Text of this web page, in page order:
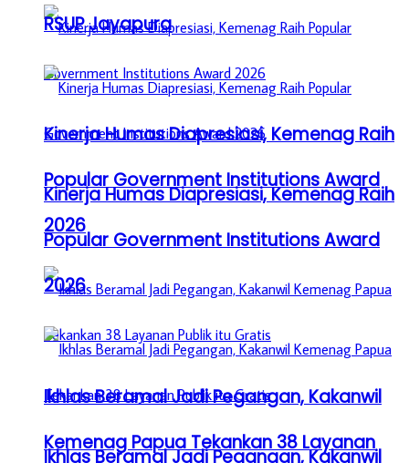
Kinerja Humas Diapresiasi, Kemenag Raih
Popular Government Institutions Award
2026
Ikhlas Beramal Jadi Pegangan, Kakanwil
Kemenag Papua Tekankan 38 Layanan
RSUP Jayapura
Kinerja Humas Diapresiasi, Kemenag Raih
Popular Government Institutions Award
2026
Ikhlas Beramal Jadi Pegangan, Kakanwil